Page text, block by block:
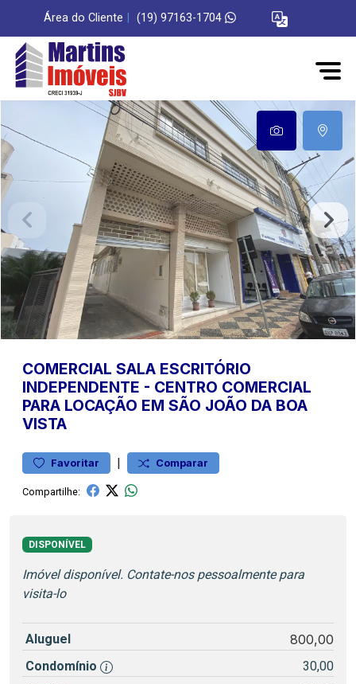
Área do Cliente (19) 97163-1704
COMERCIAL SALA ESCRITÓRIO
INDEPENDENTE - CENTRO COMERCIAL
PARA LOCAÇÃO EM SÃO JOÃO DA BOA
VISTA
Favoritar | Comparar
Compartilhe:
DISPONÍVEL
Imóvel disponível. Contate-nos pessoalmente para
visita-lo
Aluguel 800,00
Condomínio
30,00